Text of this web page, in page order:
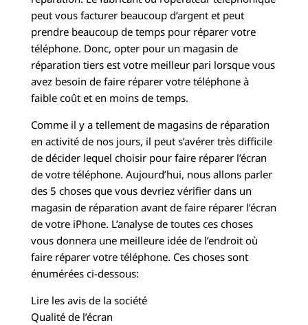
peut vous facturer beaucoup d’argent et peut
prendre beaucoup de temps pour réparer votre
téléphone. Donc, opter pour un magasin de
réparation tiers est votre meilleur pari lorsque vous
avez besoin de faire réparer votre téléphone à
faible coût et en moins de temps.
Comme il y a tellement de magasins de réparation
en activité de nos jours, il peut s’avérer très difficile
de décider lequel choisir pour faire réparer l’écran
de votre téléphone. Aujourd’hui, nous allons parler
des 5 choses que vous devriez vérifier dans un
magasin de réparation avant de faire réparer l’écran
de votre iPhone. L’analyse de toutes ces choses
vous donnera une meilleure idée de l’endroit où
faire réparer votre téléphone. Ces choses sont
énumérées ci-dessous:
Lire les avis de la société
Qualité de l’écran